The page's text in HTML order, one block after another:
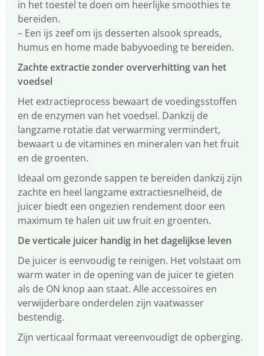
in het toestel te doen om heerlijke smoothies te
bereiden.
– Een ijs zeef om ijs desserten alsook spreads,
humus en home made babyvoeding te bereiden.
Zachte extractie zonder oververhitting van het
voedsel
Het extractieprocess bewaart de voedingsstoffen
en de enzymen van het voedsel. Dankzij de
langzame rotatie dat verwarming vermindert,
bewaart u de vitamines en mineralen van het fruit
en de groenten.
Ideaal om gezonde sappen te bereiden dankzij zijn
zachte en heel langzame extractiesnelheid, de
juicer biedt een ongezien rendement door een
maximum te halen uit uw fruit en groenten.
De verticale juicer handig in het dagelijkse leven
De juicer is eenvoudig te reinigen. Het volstaat om
warm water in de opening van de juicer te gieten
als de ON knop aan staat. Alle accessoires en
verwijderbare onderdelen zijn vaatwasser
bestendig.
Zijn verticaal formaat vereenvoudigt de opberging.